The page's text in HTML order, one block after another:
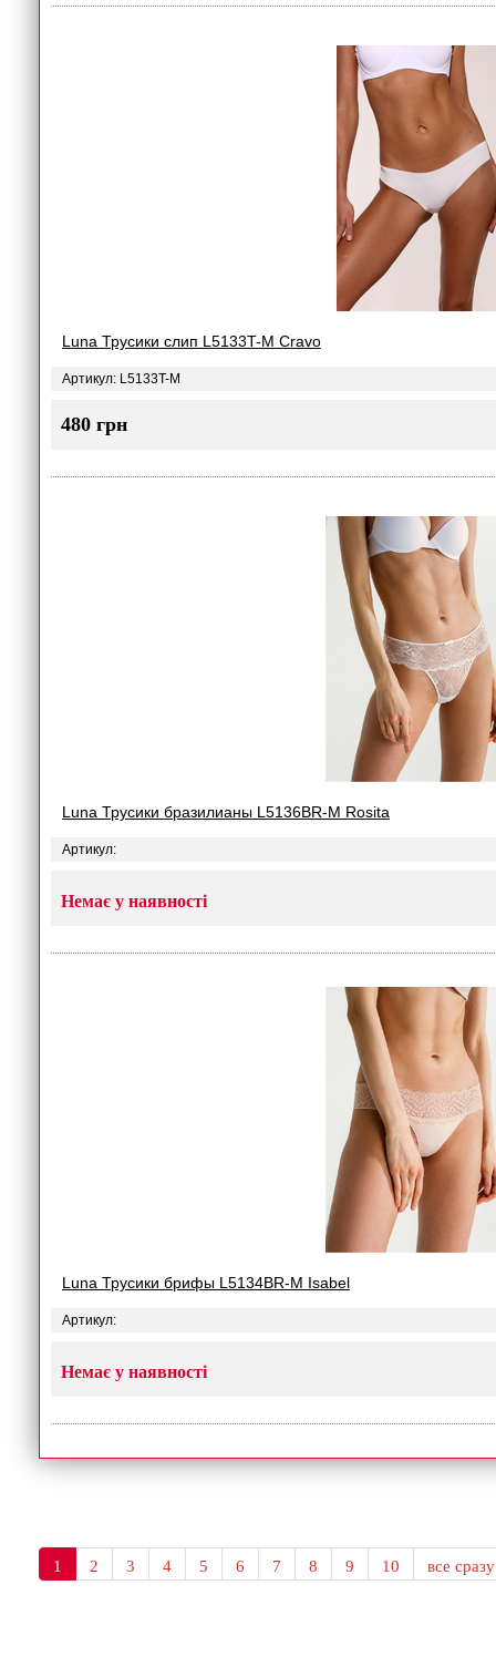
Luna Трусики слип L5133T-M Cravo
Артикул: L5133T-M
480 грн
Luna Трусики бразилианы L5136BR-M Rosita
Артикул:
Немає у наявності
Luna Трусики брифы L5134BR-M Isabel
Артикул:
Немає у наявності
1 2 3 4 5 6 7 8 9 10 все сразу